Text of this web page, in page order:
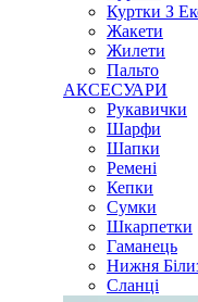
Куртки З
Жакети
Жилети
Пальто
АКСЕСУАРИ
Рукавички
Шарфи
Шапки
Ремені
Кепки
Сумки
Шкарпетки
Гаманець
Нижня
Сланці